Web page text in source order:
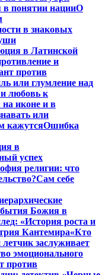
в понятии нацииО
в знаковых
в Латинской
и
против
или глумление над
любовь к
иконе и в
или
кажутсяОшибка
в
успех
религии: что
Сам себе
бытия Божия в
«История роста и
Кантемира«Кто
заслуживает
эмоционального
против